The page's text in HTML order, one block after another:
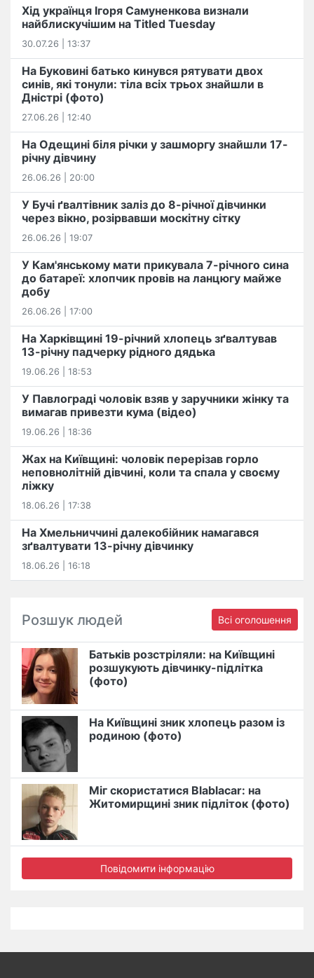
Хід українця Ігоря Самуненкова визнали
найблискучішим на Titled Tuesday
30.07.26 | 13:37
На Буковині батько кинувся рятувати двох
синів, які тонули: тіла всіх трьох знайшли в
Дністрі (фото)
27.06.26 | 12:40
На Одещині біля річки у зашморгу знайшли 17-
річну дівчину
26.06.26 | 20:00
У Бучі ґвалтівник заліз до 8-річної дівчинки
через вікно, розірвавши москітну сітку
26.06.26 | 19:07
У Кам'янському мати прикувала 7-річного сина
до батареї: хлопчик провів на ланцюгу майже
добу
26.06.26 | 17:00
На Харківщині 19-річний хлопець​ ️зґвалтував
13-річну падчерку рідного дядька
19.06.26 | 18:53
У Павлограді чоловік взяв у заручники жінку та
вимагав привезти кума (відео)
19.06.26 | 18:36
Жах на Київщині: чоловік перерізав горло
неповнолітній дівчині, коли та спала у своєму
ліжку
18.06.26 | 17:38
На Хмельниччині далекобійник намагався
зґвалтувати 13-річну дівчинку
18.06.26 | 16:18
Розшук людей Всі оголошення
Батьків розстріляли: на Київщині
розшукують дівчинку-підлітка
(фото)
На Київщині зник хлопець разом із
родиною (фото)
Міг скористатися Blablacar: на
Житомирщині зник підліток (фото)
Повідомити інформацію